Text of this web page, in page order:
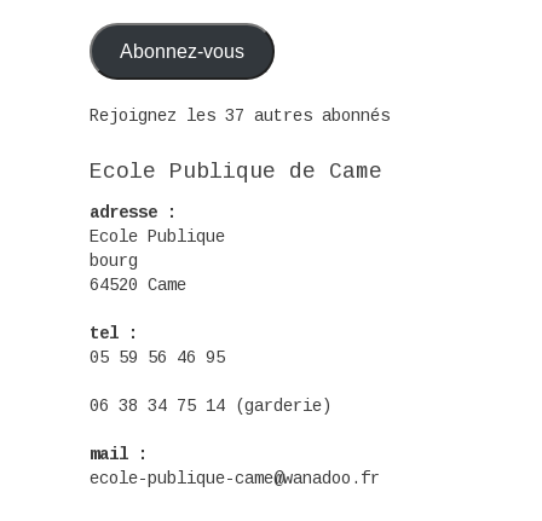
mail
Abonnez-vous
Rejoignez les 37 autres abonnés
Ecole Publique de Came
adresse :
Ecole Publique
bourg
64520 Came
tel :
05 59 56 46 95
06 38 34 75 14 (garderie)
mail :
ecole-publique-came@wanadoo.fr